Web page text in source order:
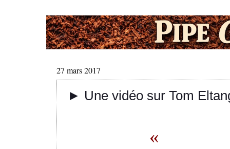
27 mars 2017
► Une vidéo sur Tom
«